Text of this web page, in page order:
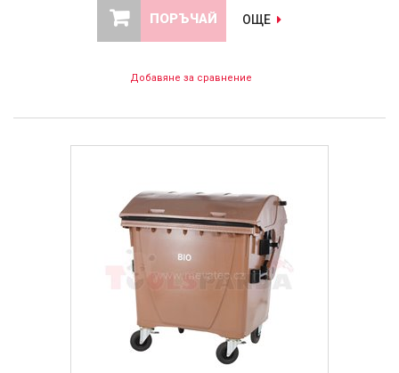
ПОРЪЧАЙ ОЩЕ
Добавяне за сравнение